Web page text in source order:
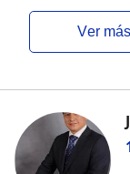
ver más